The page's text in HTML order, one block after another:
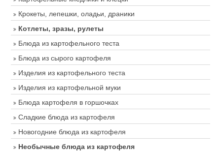
Крокеты, лепешки, оладьи, драники
Котлеты, зразы, рулеты
Блюда из картофельного теста
Блюда из сырого картофеля
Изделия из картофельного теста
Изделия из картофельной муки
Блюда картофеля в горшочках
Сладкие блюда из картофеля
Новогодние блюда из картофеля
Необычные блюда из картофеля